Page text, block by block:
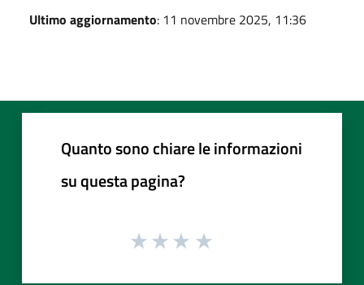
Ultimo aggiornamento: 11 novembre 2025, 11:36
Quanto sono chiare le informazioni
su questa pagina?